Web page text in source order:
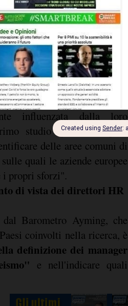
Direttore dello studio
Line HR performance
, "i dipendenti europei hanno
rapporto con il lavoro è
che hanno della loro
coinvolgimento all'interno
influenzata dalla loro
studio qualitativo pan-
delle aree comuni di
quali le aziende europee
i propri sforzi".
di vista dei direttori HR
Barometro Ayming, che
coinvolti nella ricerca, è
definizione dei manager
e nell'indicare quali